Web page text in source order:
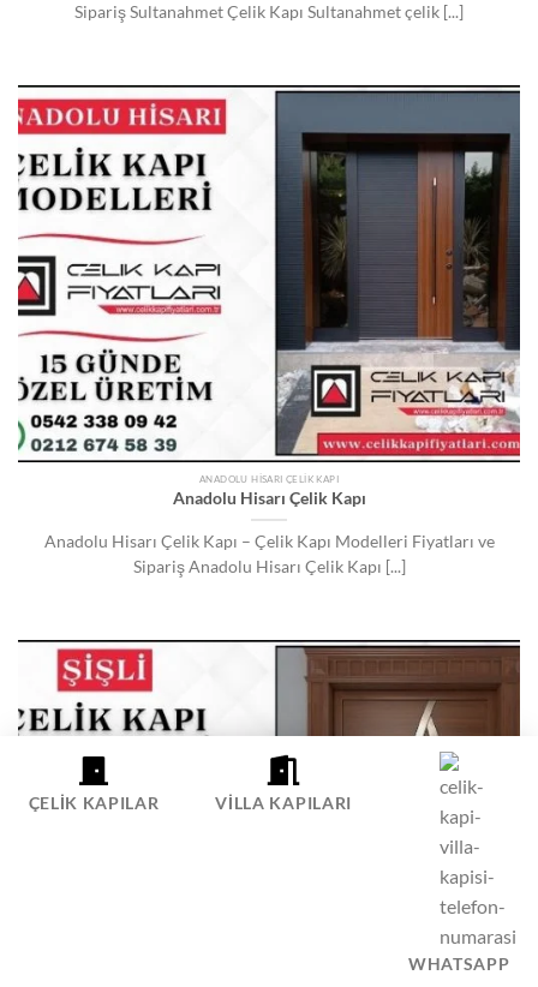
Sipariş Sultanahmet Çelik Kapı Sultanahmet çelik [...]
ANADOLU HISARI ÇELIK KAPI
Anadolu Hisarı Çelik Kapı
Anadolu Hisarı Çelik Kapı – Çelik Kapı Modelleri Fiyatları ve
Sipariş Anadolu Hisarı Çelik Kapı [...]
ÇELIK KAPILAR VILLA KAPILARI
WHATSAPP